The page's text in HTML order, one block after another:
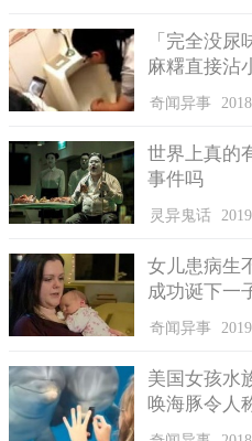
机、钱包、烟盒等等身上的所有
倒在草地上睡着了。
「完全没
麻糬直接沾
奇闻异事
世界上真的
事件吗
灵异鬼话
女儿患病生
成功诞下一
奇闻异事
美国女孩水
唤海豚令人